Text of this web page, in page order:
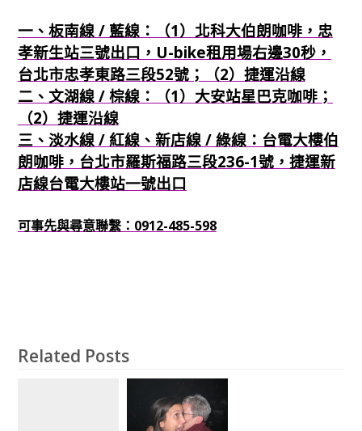
一、板南線 / 藍線：（1）北科大伯朗咖啡，忠
孝新生站三號出口，U-bike租用場右邊30秒，
台北市忠孝東路三段52號；（2）捷運沿線
二、文湖線 / 棕線：（1）大安站星巴克咖啡；
（2）捷運沿線
三、淡水線 / 紅線、新店線 / 綠線：台電大樓伯
朗咖啡，台北市羅斯福路三段236-1號，捷運新
店線台電大樓站一號出口
可事先與尋意聯繫：0912-485-598
Related Posts